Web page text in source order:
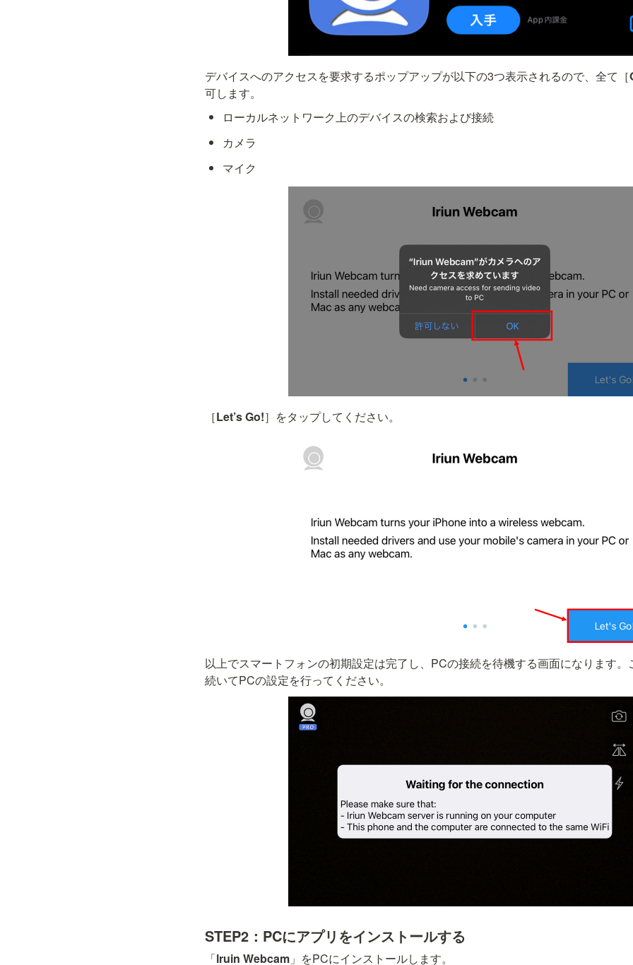
デバイスへのアクセスを要求するポップアップが以下の3つ表示されるので、全て［
可します。
ローカルネットワーク上のデバイスの検索および接続
カメラ
マイク
［Let’s Go!］をタップしてください。
以上でスマートフォンの初期設定は完了し、PCの接続を待機する画面になります。
続いてPCの設定を行ってください。
STEP2：PCにアプリをインストールする
「lruin Webcam 」をPCにインストールします。